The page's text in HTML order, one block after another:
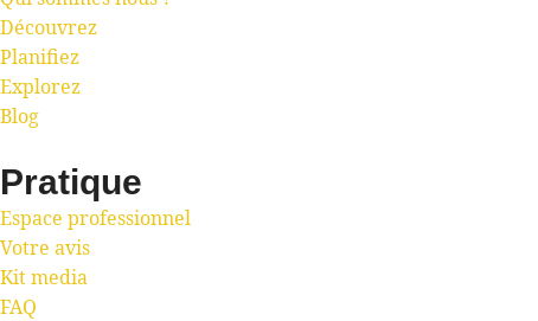
Découvrez
Planifiez
Explorez
Blog
Pratique
Espace professionnel
Votre avis
Kit media
FAQ